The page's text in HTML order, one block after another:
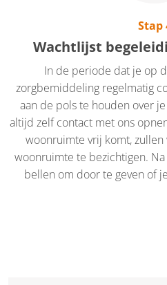
Stap
Wachtlijst
In de periode dat je op
zorgbemiddeling regelmatig
aan de pols te houden over
altijd zelf contact met ons
woonruimte vrij komt,
woonruimte te bezichtigen.
bellen om door te geven of